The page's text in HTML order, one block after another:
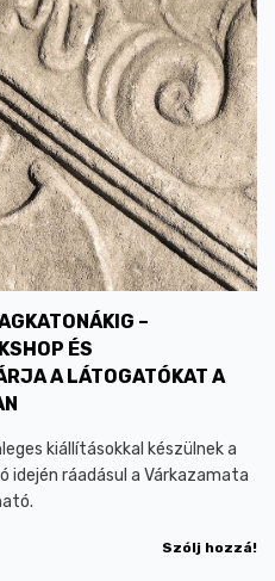
–
ÉS
A LÁTOGATÓKAT A
kiállításokkal készülnek a
idején ráadásul a Várkazamata
Szólj hozzá!